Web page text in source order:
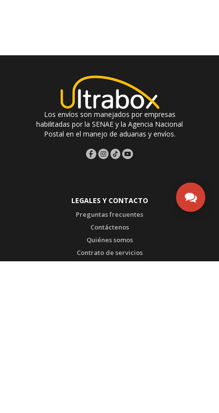
Los envíos son manejados por empresas
habilitadas por la SENAE y la Agencia Nacional
Postal en el manejo de aduanas y envíos.
LEGALES Y CONTACTO
Preguntas frecuentes
Contáctenos
Quiénes somos
Contrato de servicios